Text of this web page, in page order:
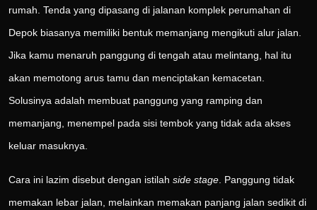
rumah. Tenda yang dipasang di jalanan komplek perumahan di
Depok biasanya memiliki bentuk memanjang mengikuti alur jalan.
Jika kamu menaruh panggung di tengah atau melintang, hal itu
akan memotong arus tamu dan menciptakan kemacetan.
Solusinya adalah membuat panggung yang ramping dan
memanjang, menempel pada sisi tembok yang tidak ada akses
keluar masuknya.
Cara ini lazim disebut dengan istilah side stage . Panggung tidak
memakan lebar jalan, melainkan memakan panjang jalan sedikit di